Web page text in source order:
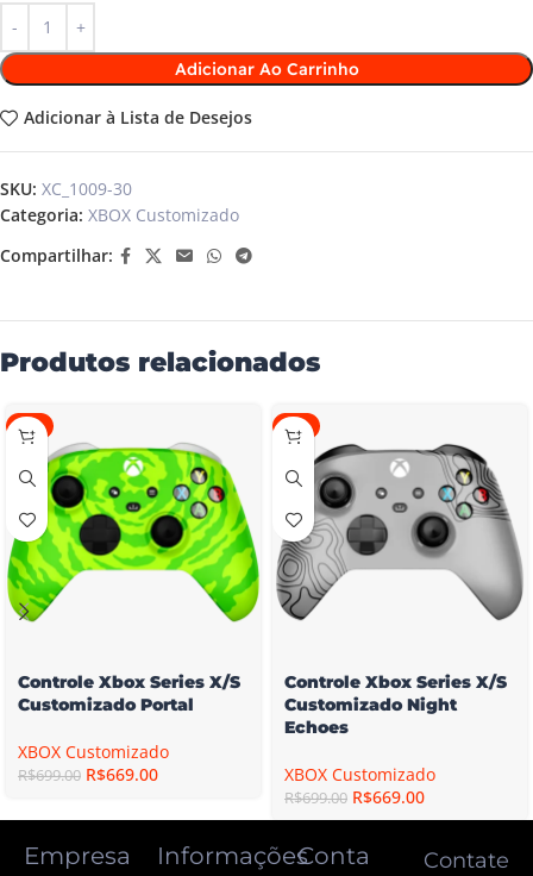
Adicionar Ao Carrinho
Adicionar à Lista de Desejos
SKU: XC_1009-30
Categoria: XBOX Customizado
Compartilhar:
Produtos relacionados
-4%
Controle Xbox Series X/S
Customizado Portal
XBOX Customizado
R$699.00 R$669.00
-4%
Controle Xbox Series X/S
Customizado Night
Echoes
XBOX Customizado
R$699.00 R$669.00
Empresa InformaçõesConta
Contate